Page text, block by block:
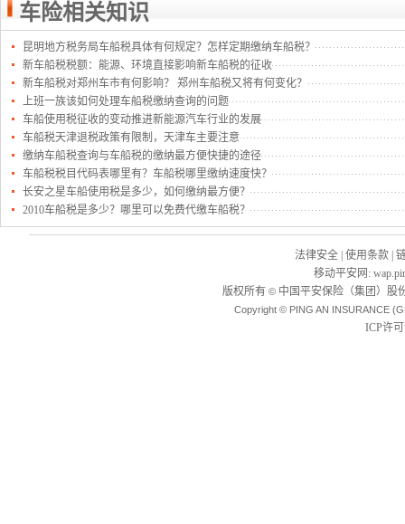
车险相关知识
昆明地方税务局车船税具体有何规定？怎样定期缴纳车船税？
新车船税税额：能源、环境直接影响新车船税的征收
新车船税对郑州车市有何影响？ 郑州车船税又将有何变化？
上班一族该如何处理车船税缴纳查询的问题
车船使用税征收的变动推进新能源汽车行业的发展
车船税天津退税政策有限制，天津车主要注意
缴纳车船税查询与车船税的缴纳最方便快捷的途径
车船税税目代码表哪里有？车船税哪里缴纳速度快？
长安之星车船使用税是多少，如何缴纳最方便？
2010车船税是多少？哪里可以免费代缴车船税？
法律安全 使用条款
移动平安网 :
版权所有 ©中国平安保险（集团）股
Copyright © PING AN INSURANCE
ICP许